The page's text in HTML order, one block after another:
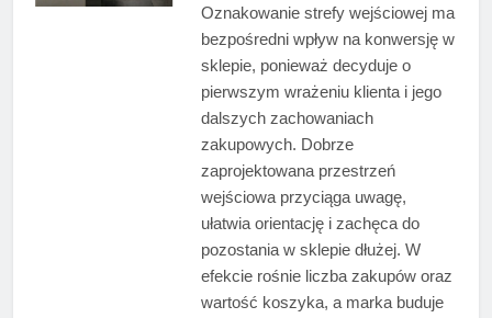
Oznakowanie strefy wejściowej ma
bezpośredni wpływ na konwersję w
sklepie, ponieważ decyduje o
pierwszym wrażeniu klienta i jego
dalszych zachowaniach
zakupowych. Dobrze
zaprojektowana przestrzeń
wejściowa przyciąga uwagę,
ułatwia orientację i zachęca do
pozostania w sklepie dłużej. W
efekcie rośnie liczba zakupów oraz
wartość koszyka, a marka buduje